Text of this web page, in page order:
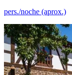
pers./noche (aprox.)